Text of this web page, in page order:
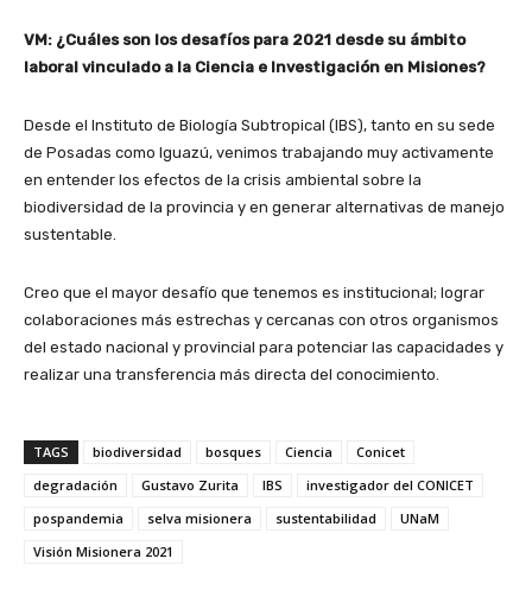
VM: ¿Cuáles son los desafíos para 2021 desde su ámbito
laboral vinculado a la Ciencia e Investigación en Misiones?
Desde el Instituto de Biología Subtropical (IBS), tanto en su sede
de Posadas como Iguazú, venimos trabajando muy activamente
en entender los efectos de la crisis ambiental sobre la
biodiversidad de la provincia y en generar alternativas de manejo
sustentable.
Creo que el mayor desafío que tenemos es institucional; lograr
colaboraciones más estrechas y cercanas con otros organismos
del estado nacional y provincial para potenciar las capacidades y
realizar una transferencia más directa del conocimiento.
TAGS biodiversidad bosques Ciencia
Conicet
degradación
Gustavo Zurita IBS
investigador del CONICET
pospandemia
selva misionera sustentabilidad
UNaM
Visión Misionera 2021